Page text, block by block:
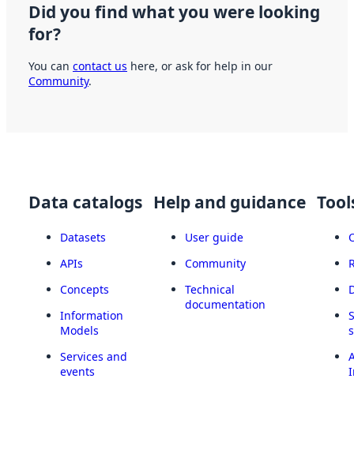
Did you find what you were looking
for?
You can contact us here, or ask for help in our
Community.
Data catalogs
Datasets
APIs
Concepts
Information
Models
Services and
events
Help and guidance
User guide
Community
Technical
documentation